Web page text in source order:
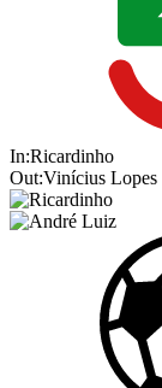
In:Ricardinho
Out:Vinícius Lopes